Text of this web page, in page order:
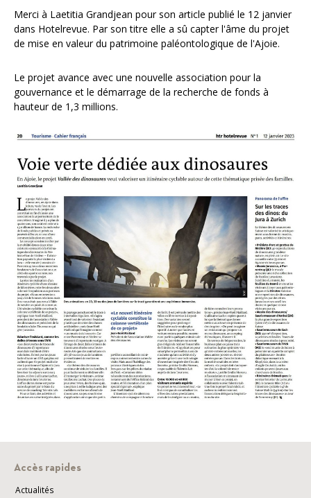
Merci à Laetitia Grandjean pour son article publié le 12 janvier
dans Hotelrevue. Par son titre elle a sû capter l'âme du projet
de mise en valeur du patrimoine paléontologique de l'Ajoie.
Le projet avance avec une nouvelle association pour la
gouvernance et le démarrage de la recherche de fonds à
hauteur de 1,3 millions.
Accès rapides
Actualités